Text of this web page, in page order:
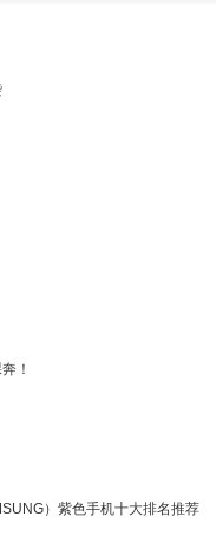
！
）紫色手机十大排名推荐